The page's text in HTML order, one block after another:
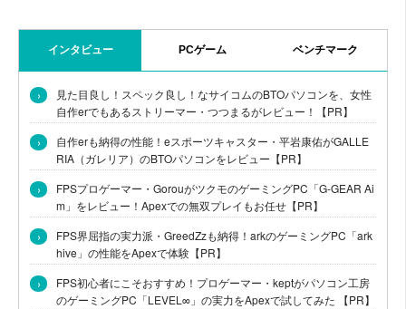
インタビュー PCゲーム ベンチマーク
›
見た目良し！スペック良し！なサイコムのBTOパソコンを、女性
自作erでもあるストリーマー・つつまるがレビュー！【PR】
›
自作erも納得の性能！eスポーツキャスター・平岩康佑がGALLE
RIA（ガレリア）のBTOパソコンをレビュー【PR】
›
FPSプロゲーマー・GorouがツクモのゲーミングPC「G-GEAR Ai
m」をレビュー！Apexでの無双プレイもお任せ【PR】
›
FPS界屈指の実力派・GreedZzも納得！arkのゲーミングPC「ark
hive」の性能をApexで体験【PR】
›
FPS初心者にこそおすすめ！プロゲーマー・keptがパソコン工房
のゲーミングPC「LEVEL∞」の実力をApexで試してみた 【PR】